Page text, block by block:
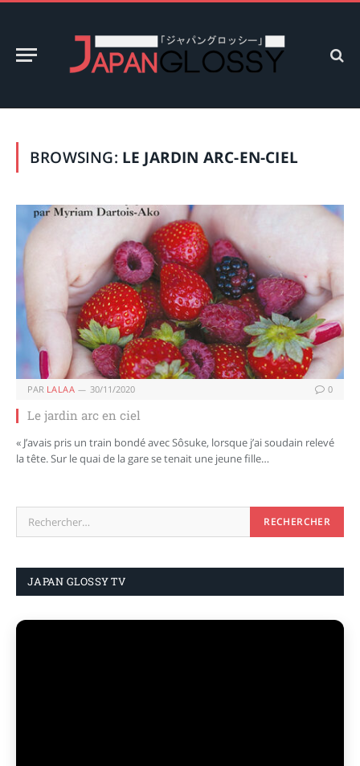
BROWSING: LE JARDIN ARC-EN-CIEL
PAR LALAA 30/11/2020 0
Le jardin arc en ciel
« J’avais pris un train bondé avec Sôsuke, lorsque j’ai soudain relevé
la tête. Sur le quai de la gare se tenait une jeune fille…
JAPAN GLOSSY TV